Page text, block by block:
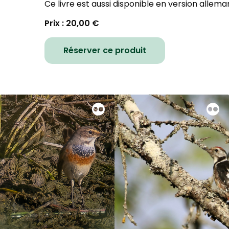
Ce livre est aussi disponible en version
Prix : 20,00 €
Réserver ce produit